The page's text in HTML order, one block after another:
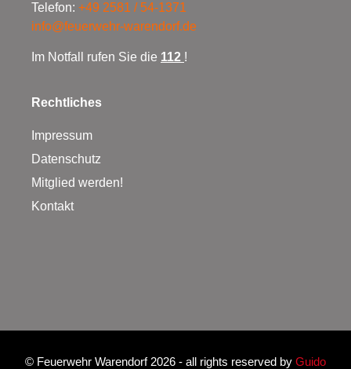
Telefon: +49 2581 / 54-1371
info@feuerwehr-warendorf.de
Im Notfall rufen Sie die 112 !
Rechtliches
Impressum
Datenschutz
Mitglied werden!
Kontakt
© Feuerwehr Warendorf 2026 - all rights reserved by Guido